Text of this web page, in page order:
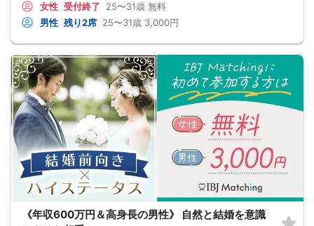
女性 受付終了 25〜31歳 無料
男性 残り2席 25〜31歳 3,000円
《年収600万円＆高身長の男性》 自然と結婚を意識